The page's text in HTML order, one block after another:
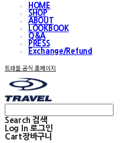
HOME
SHOP
ABOUT
LOOKBOOK
Q&A
PRESS
Exchange/Refund
트래블 공식 홈페이지
Search 검색
Log In 로그인
Cart장바구니